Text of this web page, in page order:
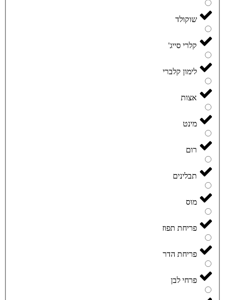
שוקולד
קלרי סייג'
לימון קלברי
אצות
מינט
רום
תבלינים
מוס
פריחת תפוז
פריחת הדר
פרחי לבן